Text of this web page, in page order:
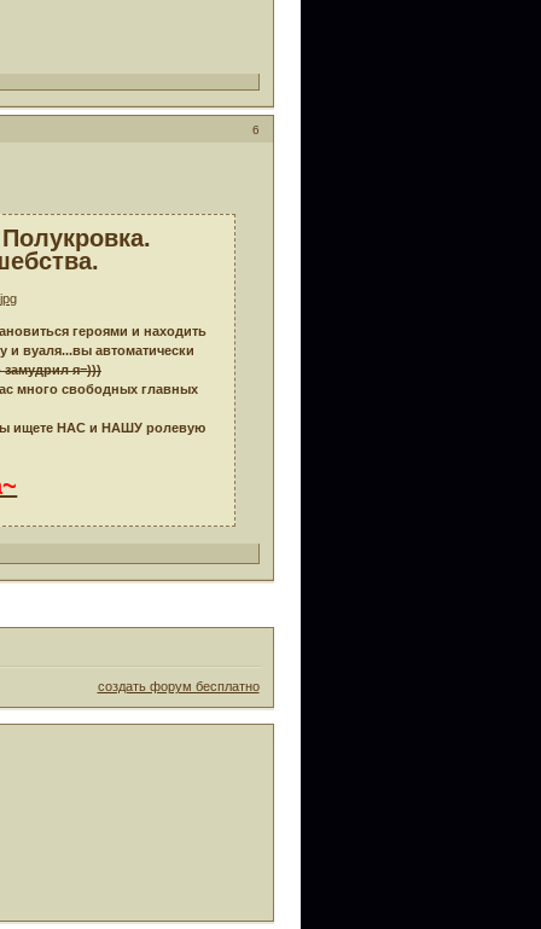
6
героями и находить
и вуаля...вы автоматически
замудрил я=)))
много свободных главных
ищете НАС и НАШУ ролевую
создать форум бесплатно